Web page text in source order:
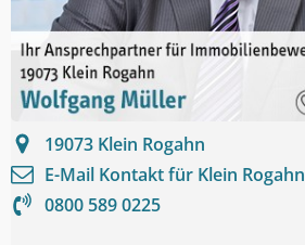
19073 Klein Rogahn
E-Mail Kontakt für Klein Rogahn
0800 589 0225